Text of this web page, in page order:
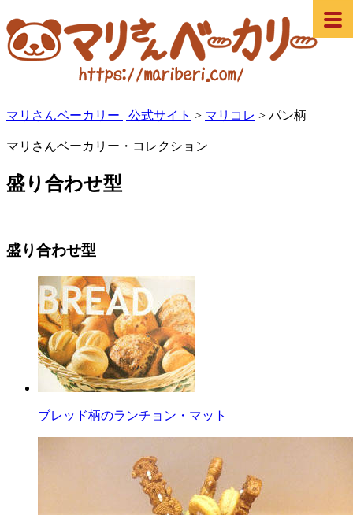
マリさんベーカリー | 公式サイト > マリコレ > パン柄
マリさんベーカリー・コレクション
盛り合わせ型
盛り合わせ型
ブレッド柄のランチョン・マット